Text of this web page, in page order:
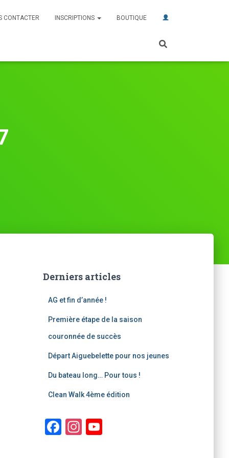
CONTACTER INSCRIPTIONS BOUTIQUE
Derniers articles
AG et fin d’année !
Première étape de la saison
couronnée de succès
Départ Aiguebelette pour nos jeunes
Du bateau long… Pour tous !
Clean Walk 4ème édition
F
In Y